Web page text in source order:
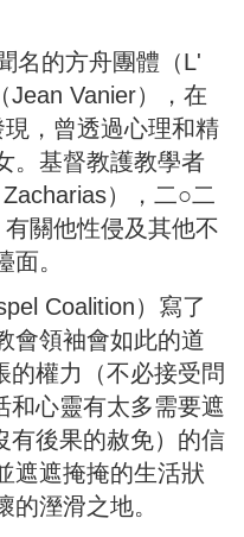
的方舟團體（L'
Jean Vanier），在
，曾透過心理和精
。基督教護教學者
），二○二
關他性侵及其他不
。
Coalition）寫了
會領袖會如此的道
的權力（不必接受問
和心靈有太多需要遮
有後果的赦免）的信
遮遮掩掩的生活狀
溼滑之地。